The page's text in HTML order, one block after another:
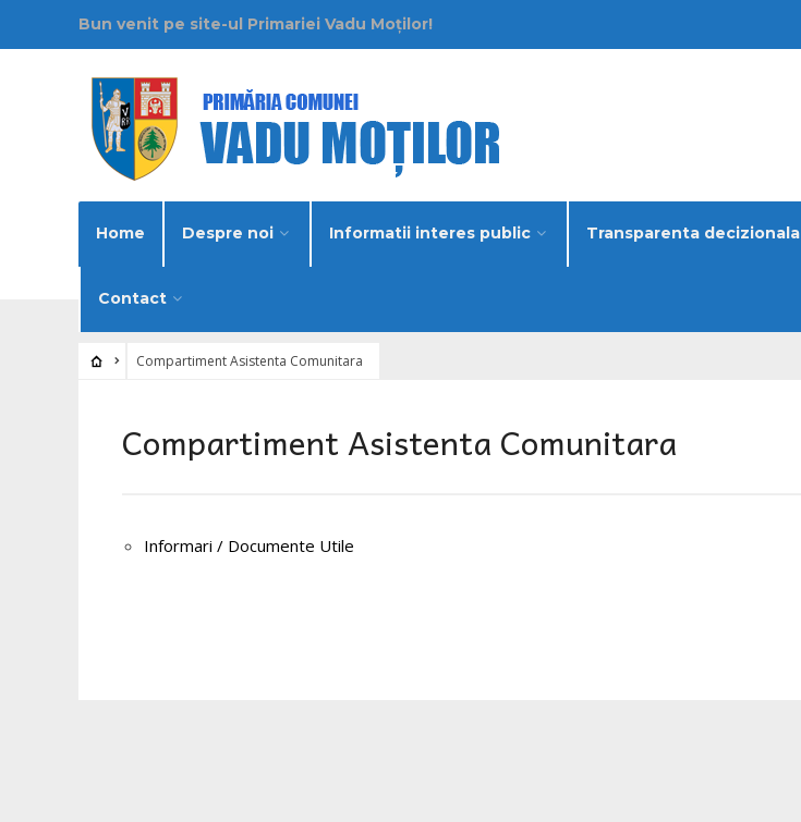
Bun venit pe site-ul Primariei Vadu Moților!
Home Despre noi Informatii interes public Transparenta decizionala
Contact
Compartiment Asistenta Comunitara
Compartiment Asistenta Comunitara
Informari / Documente Utile